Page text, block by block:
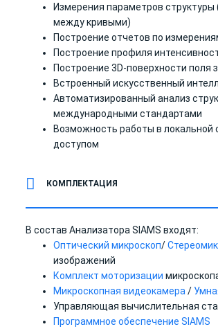
Измерения параметров
между кривыми)
Построение отчетов по
Построение профиля
Построение 3D-поверхности поля
Встроенный искусственный
Автоматизированный анализ
международными стандартами
Возможность работы в
доступом
КОМПЛЕКТАЦИЯ
В состав Анализатора SIAMS входят:
Оптический микроскоп/
изображений
Комплект моторизации
Микроскопная видеокамера /
Управляющая вычислительная
Программное обеспечение SIAMS